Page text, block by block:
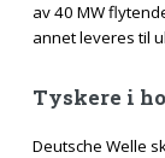
av 40 MW
annet leveres til
Tyskere i
Deutsche Welle